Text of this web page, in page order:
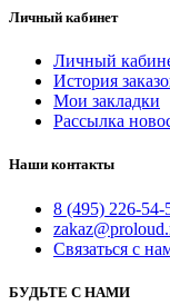
Личный кабинет
Личный
История
Мои закладки
Рассылка
Наши контакты
8 (495) 226-54-
Связаться с
БУДЬТЕ С НАМИ